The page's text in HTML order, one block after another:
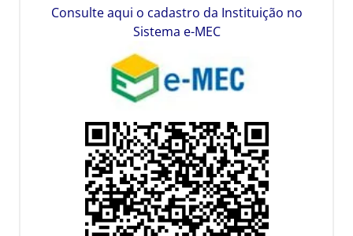
Consulte aqui o cadastro da Instituição no
Sistema e-MEC